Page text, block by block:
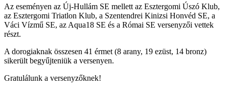
Az eseményen az Új-Hullám SE mellett az Esztergomi Úszó Klub,
az Esztergomi Triatlon Klub, a Szentendrei Kinizsi Honvéd SE, a
Váci Vízmű SE, az Aqua18 SE és a Római SE versenyzői vettek
részt.
A dorogiaknak összesen 41 érmet (8 arany, 19 ezüst, 14 bronz)
sikerült begyűjteniük a versenyen.
Gratulálunk a versenyzőknek!